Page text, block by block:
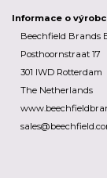
Informace o
Beechfield Brands
Posthoornstraat 17
301 IWD Rotterdam
The Netherlands